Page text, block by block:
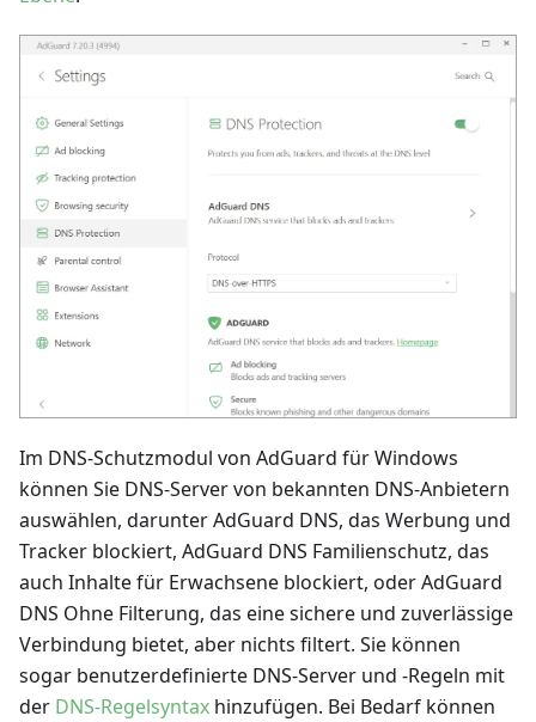
Im DNS-Schutzmodul von AdGuard für Windows
können Sie DNS-Server von bekannten DNS-Anbietern
auswählen, darunter AdGuard DNS, das Werbung und
Tracker blockiert, AdGuard DNS Familienschutz, das
auch Inhalte für Erwachsene blockiert, oder AdGuard
DNS Ohne Filterung, das eine sichere und zuverlässige
Verbindung bietet, aber nichts filtert. Sie können
sogar benutzerdefinierte DNS-Server und -Regeln mit
der DNS-Regelsyntax hinzufügen. Bei Bedarf können